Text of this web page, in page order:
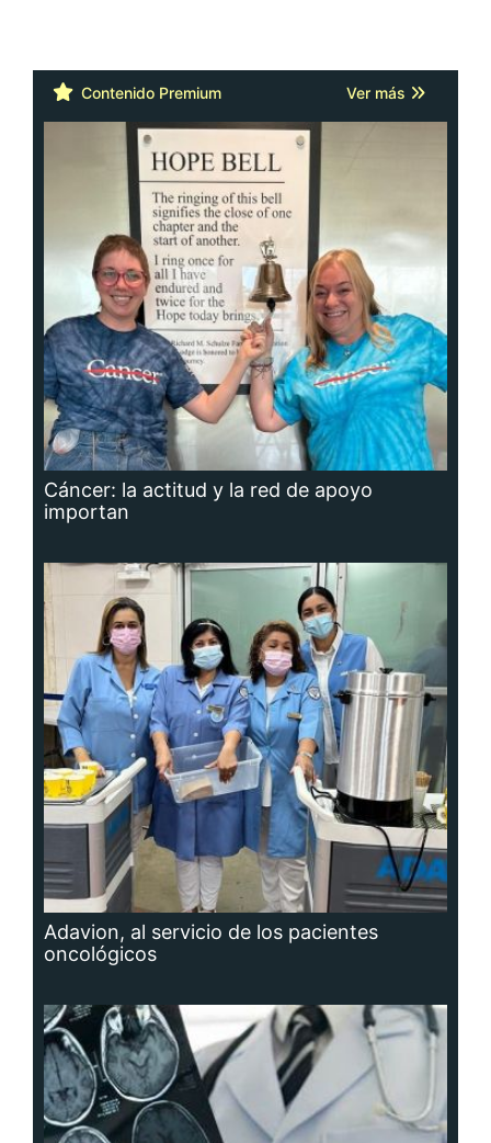
Contenido Premium Ver más
Cáncer: la actitud y la red de apoyo
importan
Adavion, al servicio de los pacientes
oncológicos